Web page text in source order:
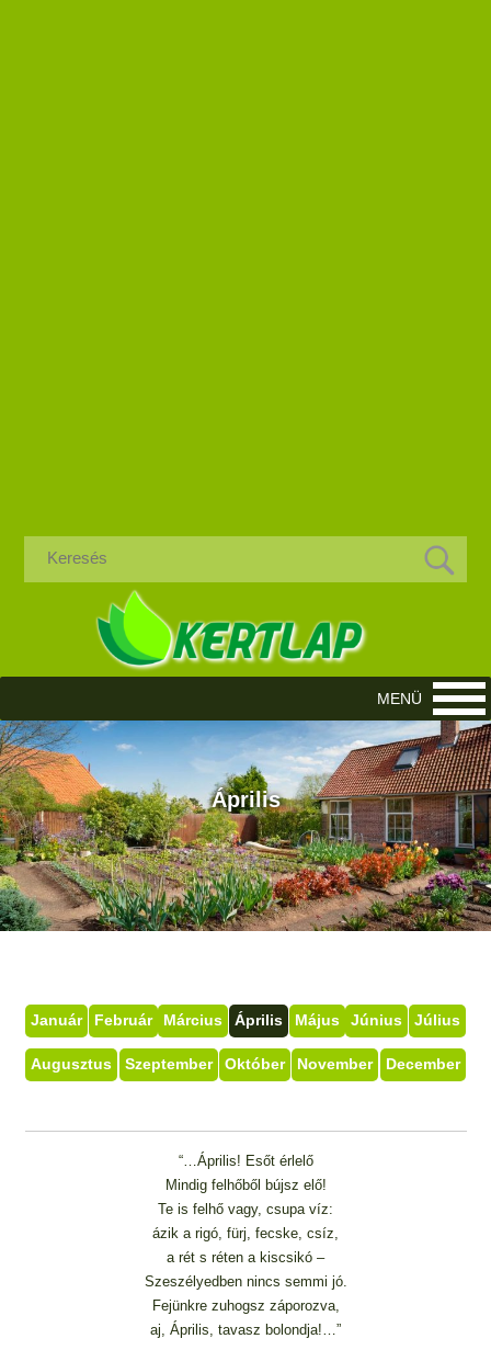
Április
Január Február Március Április Május Június Július
Augusztus Szeptember Október November December
“…Április! Esőt érlelő
Mindig felhőből bújsz elő!
Te is felhő vagy, csupa víz:
ázik a rigó, fürj, fecske, csíz,
a rét s réten a kiscsikó –
Szeszélyedben nincs semmi jó.
Fejünkre zuhogsz záporozva,
aj, Április, tavasz bolondja!…”